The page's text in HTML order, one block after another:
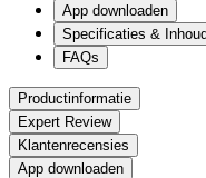
App downloaden
Specificaties & Inhoud
FAQs
Productinformatie
Expert Review
Klantenrecensies
App downloaden